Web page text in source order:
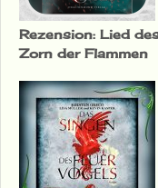
Rezension: Lied
Zorn der Flammen